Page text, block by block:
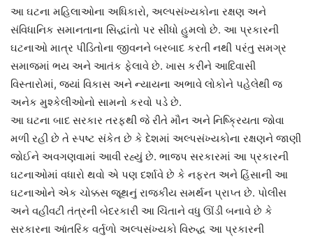
આ ઘટના મહિલાઓના અધિકારો, અલ્પસંખ્યકોના રક્ષણ અને
સંવિધાનિક સમાનતાના સિદ્ધાંતો પર સીધો હુમલો છે. આ પ્રકારની
ઘટનાઓ માત્ર પીડિતોના જીવનને બરબાદ કરતી નથી પરંતુ સમગ્ર
સમાજમાં ભય અને આતંક ફેલાવે છે. ખાસ કરીને આદિવાસી
વિસ્તારોમાં, જ્યાં વિકાસ અને ન્યાયના અભાવે લોકોને પહેલેથી જ
અનેક મુશ્કેલીઓનો સામનો કરવો પડે છે.
આ ઘટના બાદ સરકાર તરફથી જે રીતે મૌન અને નિષ્ક્રિયતા જોવા
મળી રહી છે તે સ્પષ્ટ સંકેત છે કે દેશમાં અલ્પસંખ્યકોના રક્ષણને જાણી
જોઈને અવગણવામાં આવી રહ્યું છે. ભાજપ સરકારમાં આ પ્રકારની
ઘટનાઓમાં વધારો થવો એ પણ દર્શાવે છે કે નફરત અને હિંસાની આ
ઘટનાઓને એક ચોક્કસ જૂથનું રાજકીય સમર્થન પ્રાપ્ત છે. પોલીસ
અને વહીવટી તંત્રની બેદરકારી આ ચિંતાને વધુ ઊંડી બનાવે છે કે
સરકારના આંતરિક વર્તુળો અલ્પસંખ્યકો વિરુદ્ધ આ પ્રકારની